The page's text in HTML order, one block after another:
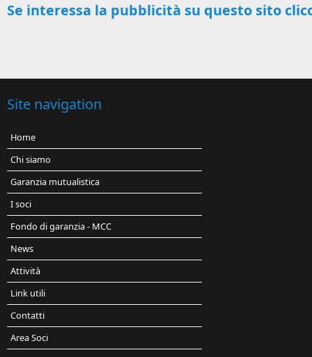
Se interessa la pubblicità su questo sito
Site navigation
Home
Chi siamo
Garanzia mutualistica
I soci
Fondo di garanzia - MCC
News
Attività
Link utili
Contatti
Area Soci